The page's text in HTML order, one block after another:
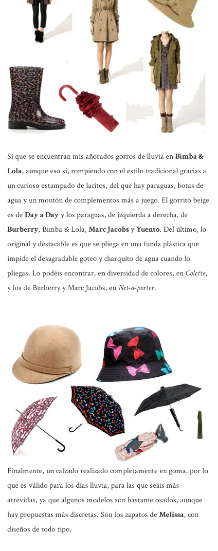
Sí que se encuentran mis añorados gorros de lluvia enBimba &
Lola, aunque eso sí, rompiendo con el estilo tradicional gracias a
un curioso estampado de lacitos, del que hay paraguas, botas de
agua y un montón de complementos más a juego. El gorrito beige
es deDay a Dayy los paraguas, de izquierda a derecha, de
Burberry, Bimba & Lola, Marc JacobsyYuento. Del último, lo
original y destacable es que se pliega en una funda plástica que
impide el desagradable goteo y charquito de agua cuando lo
pliegas. Lo podéis encontrar, en diversidad de colores, en Colette,
y los de Burberry y Marc Jacobs, enNet-a-porter.
Finalmente, un calzado realizado completamente en goma, por lo
que es válido para los días lluvia, para las que seáis más
atrevidas, ya que algunos modelos son bastante osados, aunque
hay propuestas más discretas. Son los zapatos deMelissa, con
diseños de todo tipo.